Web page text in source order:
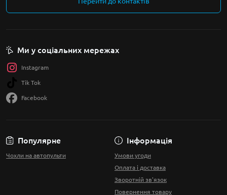
Популярне
Чохли на автопульти
Інформація
Умови угоди
Оплата і доставка
Зворотній зв'язок
Повернення товару
Ми у соціальних мережах
Instagram
Tik Tok
Facebook